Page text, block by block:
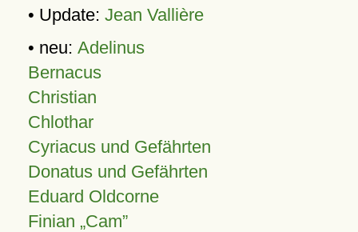
• Update: Jean Vallière
• neu: Adelinus
Bernacus
Christian
Chlothar
Cyriacus und Gefährten
Donatus und Gefährten
Eduard Oldcorne
Finian Cam